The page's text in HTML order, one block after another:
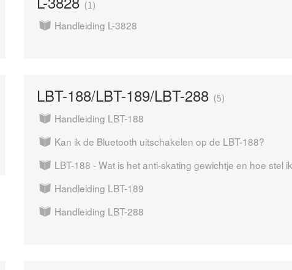
1
Handleiding L-3828
LBT-188/LBT-189/LBT-288 5
Handleiding LBT-188
Kan ik de Bluetooth uitschakelen op de LBT-188?
LBT-188 - Wat is het anti-skating gewichtje en hoe stel
Handleiding LBT-189
Handleiding LBT-288